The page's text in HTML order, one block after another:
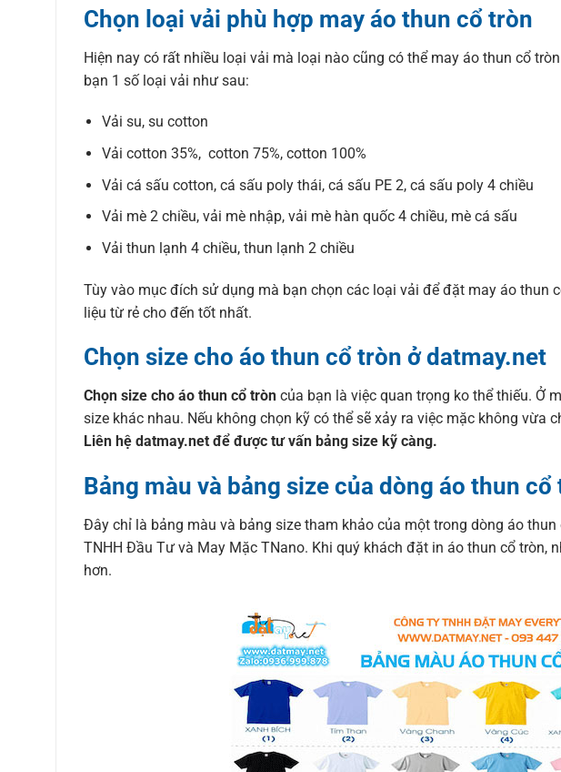
Chọn loại vải phù hợp may áo thun cổ tròn
Hiện nay có rất nhiều loại vải mà loại nào cũng có thể may áo thun cổ
bạn 1 số loại vải như sau:
Vải su, su cotton
Vải cotton 35%, cotton 75%, cotton 100%
Vải cá sấu cotton, cá sấu poly thái, cá sấu PE 2, cá sấu poly 4 chiều
Vải mè 2 chiều, vải mè nhập, vải mè hàn quốc 4 chiều, mè cá sấu
Vải thun lạnh 4 chiều, thun lạnh 2 chiều
Tùy vào mục đích sử dụng mà bạn chọn các loại vải để đặt may áo thun
liệu từ rẻ cho đến tốt nhất.
Chọn size cho áo thun cổ tròn ở datmay.net
Chọn size cho áo thun cổ tròn của bạn là việc quan trọng ko thể thiếu. Ở
size khác nhau. Nếu không chọn kỹ có thể sẽ xảy ra việc mặc không vừa
Liên hệ datmay.net để được tư vấn bảng size kỹ càng.
Bảng màu và bảng size của dòng áo thun cổ
Đây chỉ là bảng màu và bảng size tham khảo của một trong dòng áo thun
TNHH Đầu Tư và May Mặc TNano. Khi quý khách đặt in áo thun cổ tròn,
hơn.